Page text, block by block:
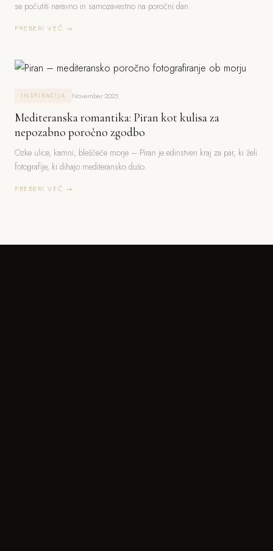
se počutiti naravno in samozavestno na poročni dan.
PREBERI VEČ →
INSPIRACIJA November 2025
Mediteranska romantika: Piran kot kulisa za
nepozabno poročno zgodbo
Ozke ulice, kamni, bleščeče morje – Piran je edinstven kraj za par, ki želi
fotografije, ki dihajo mediteransko dušo.
PREBERI VEČ →